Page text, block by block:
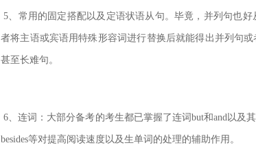
5、常用的固定搭配以及定语状语从句。毕竟，并列句也
者将主语或宾语用特殊形容词进行替换后就能得出并列句或
甚至长难句。
6、连词：大部分备考的考生都已掌握了连词but和and以及
besides等对提高阅读速度以及生单词 的处理的辅助作用。